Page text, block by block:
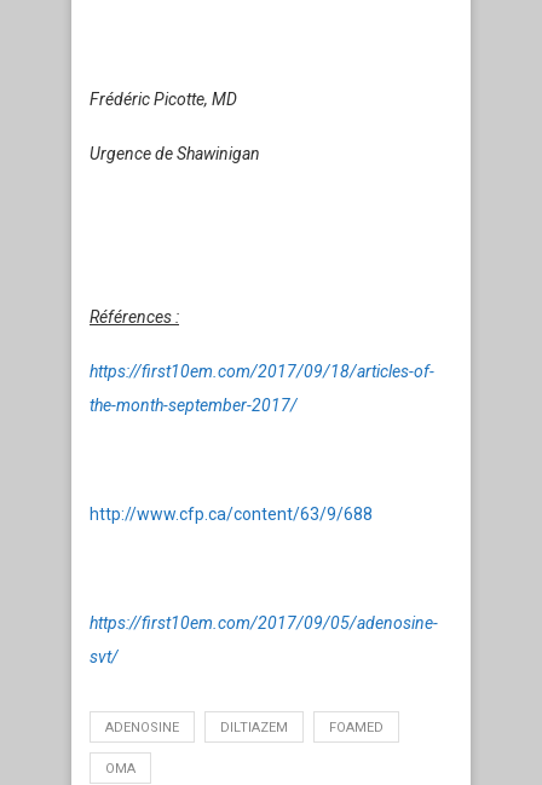
Frédéric Picotte, MD
Urgence de Shawinigan
Références :
https://first10em.com/2017/09/18/articles-of-
the-month-september-2017/
http://www.cfp.ca/content/63/9/688
https://first10em.com/2017/09/05/adenosine-
svt/
ADENOSINE DILTIAZEM FOAMED
OMA